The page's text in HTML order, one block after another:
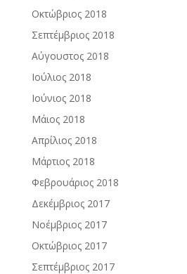
Οκτώβριος 2018
Σεπτέμβριος 2018
Αύγουστος 2018
Ιούλιος 2018
Ιούνιος 2018
Μάιος 2018
Απρίλιος 2018
Μάρτιος 2018
Φεβρουάριος 2018
Δεκέμβριος 2017
Νοέμβριος 2017
Οκτώβριος 2017
Σεπτέμβριος 2017